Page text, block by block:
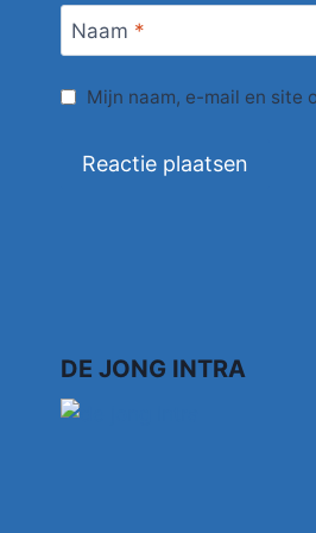
Naam *
Mijn naam, e-mail en site
DE JONG INTRA